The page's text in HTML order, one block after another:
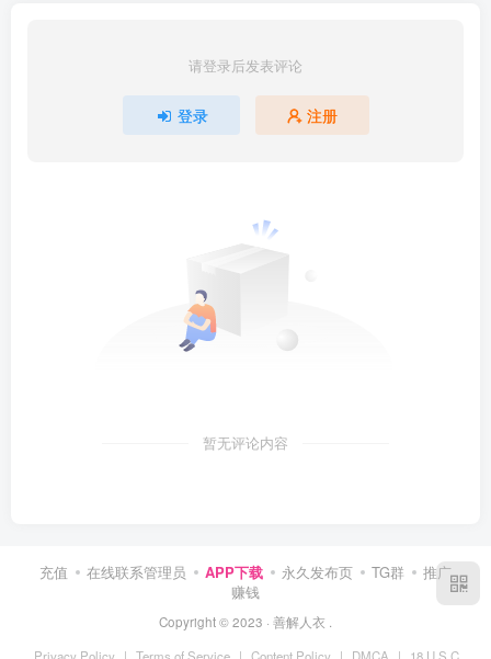
请登录后发表评论
登录 注册
暂无评论内容
充值 在线联系管理员 APP下载 永久发布页 TG群
推广
赚钱
Copyright © 2023 · 善解人衣